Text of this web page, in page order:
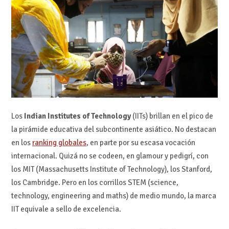
Los Indian Institutes of Technology(IITs) brillan en el pico de
la pirámide educativa del subcontinente asiático. No destacan
en losranking globales, en parte por su escasa vocación
internacional. Quizá no se codeen, en glamour y pedigrí, con
los MIT (Massachusetts Institute of Technology), los Stanford,
los Cambridge. Pero en los corrillos STEM (science,
technology, engineering and maths) de medio mundo, la marca
IIT equivale a sello de excelencia.